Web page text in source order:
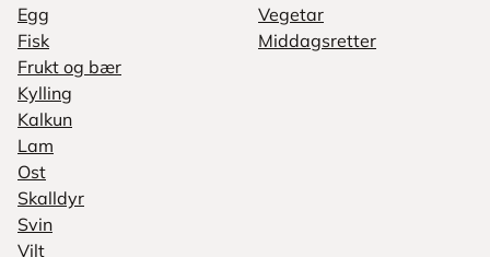
Egg
Fisk
Frukt og bær
Kylling
Kalkun
Lam
Ost
Skalldyr
Svin
Vilt
Vegetar
Middagsretter